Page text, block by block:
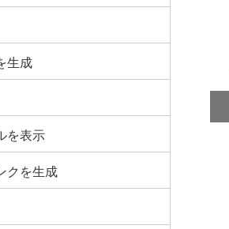
生成
を表示
クを生成